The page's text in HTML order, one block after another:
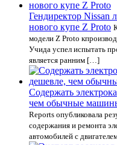
Гендиректор Nissan
нового купе Z Proto
модели Z Proto
Учида успел испытать
является ранним […]
Содержать
чем обычные
Reports опубликовала
содержания и ремонта
автомобилей c